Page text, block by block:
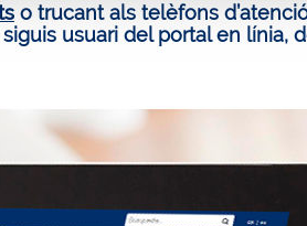
o trucant als telèfons
usuari del portal en línia,